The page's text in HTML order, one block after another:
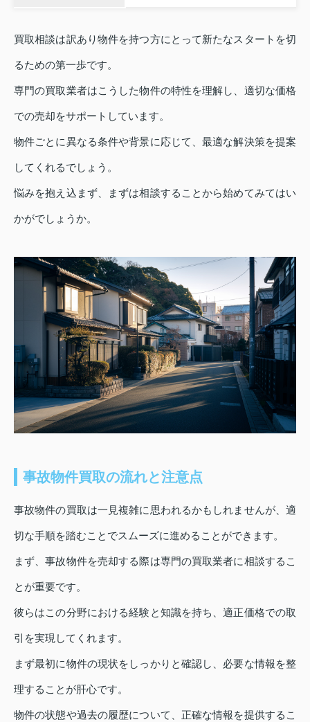
買取相談は訳あり物件を持つ方にとって新たなスタートを切
るための第一歩です。
専門の買取業者はこうした物件の特性を理解し、適切な価格
での売却をサポートしています。
物件ごとに異なる条件や背景に応じて、最適な解決策を提案
してくれるでしょう。
悩みを抱え込まず、まずは相談することから始めてみてはい
かがでしょうか。
事故物件買取の流れと注意点
事故物件の買取は一見複雑に思われるかもしれませんが、適
切な手順を踏むことでスムーズに進めることができます。
まず、事故物件を売却する際は専門の買取業者に相談するこ
とが重要です。
彼らはこの分野における経験と知識を持ち、適正価格での取
引を実現してくれます。
まず最初に物件の現状をしっかりと確認し、必要な情報を整
理することが肝心です。
物件の状態や過去の履歴について、正確な情報を提供するこ